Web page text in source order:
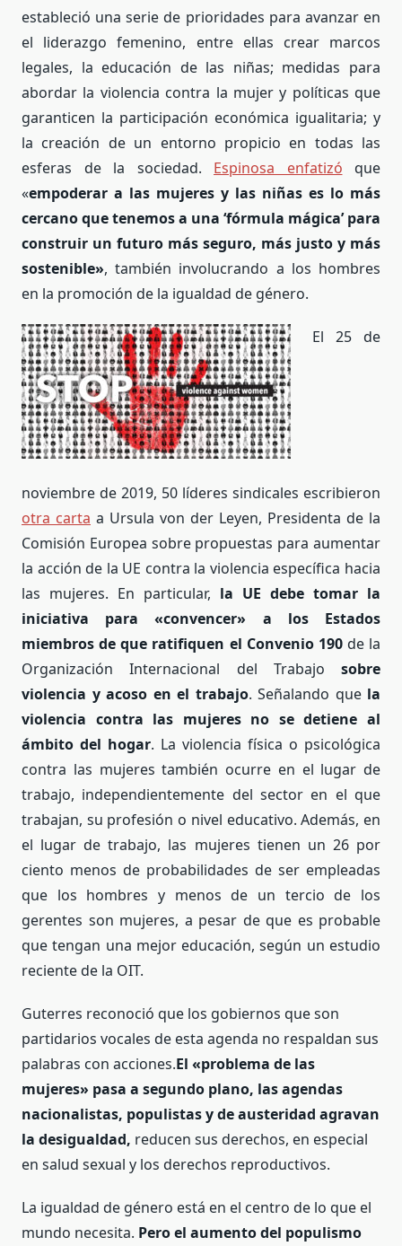
estableció una serie de prioridades para avanzar en
el liderazgo femenino, entre ellas crear marcos
legales, la educación de las niñas; medidas para
abordar la violencia contra la mujer y políticas que
garanticen la participación económica igualitaria; y
la creación de un entorno propicio en todas las
esferas de la sociedad. Espinosa enfatizó que
«empoderar a las mujeres y las niñas es lo más
cercano que tenemos a una ‘fórmula mágica’ para
construir un futuro más seguro, más justo y más
sostenible», también involucrando a los hombres
en la promoción de la igualdad de género.
El 25 de
noviembre de 2019, 50 líderes sindicales escribieron
otra carta a Ursula von der Leyen, Presidenta de la
Comisión Europea sobre propuestas para aumentar
la acción de la UE contra la violencia específica hacia
las mujeres. En particular, la UE debe tomar la
iniciativa para «convencer» a los Estados
miembros de que ratifiquen el Convenio 190de la
Organización Internacional del Trabajo sobre
violencia y acoso en el trabajo. Señalando que la
violencia contra las mujeres no se detiene al
ámbito del hogar. La violencia física o psicológica
contra las mujeres también ocurre en el lugar de
trabajo, independientemente del sector en el que
trabajan, su profesión o nivel educativo. Además, en
el lugar de trabajo, las mujeres tienen un 26 por
ciento menos de probabilidades de ser empleadas
que los hombres y menos de un tercio de los
gerentes son mujeres, a pesar de que es probable
que tengan una mejor educación, según un estudio
reciente de la OIT.
Guterres reconoció que los gobiernos que son
partidarios vocales de esta agenda no respaldan sus
palabras con acciones.El «problema de las
mujeres» pasa a segundo plano, las agendas
nacionalistas, populistas y de austeridad agravan
la desigualdad, reducen sus derechos, en especial
en salud sexual y los derechos reproductivos.
La igualdad de género está en el centro de lo que el
mundo necesita. Pero el aumento del populismo